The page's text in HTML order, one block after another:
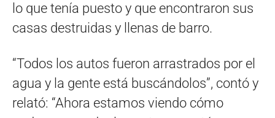
lo que tenía puesto y que encontraron sus
casas destruidas y llenas de barro.
“Todos los autos fueron arrastrados por el
agua y la gente está buscándolos”, contó y
relató: “Ahora estamos viendo cómo